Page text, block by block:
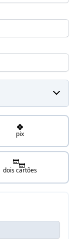
pix
dois cartões